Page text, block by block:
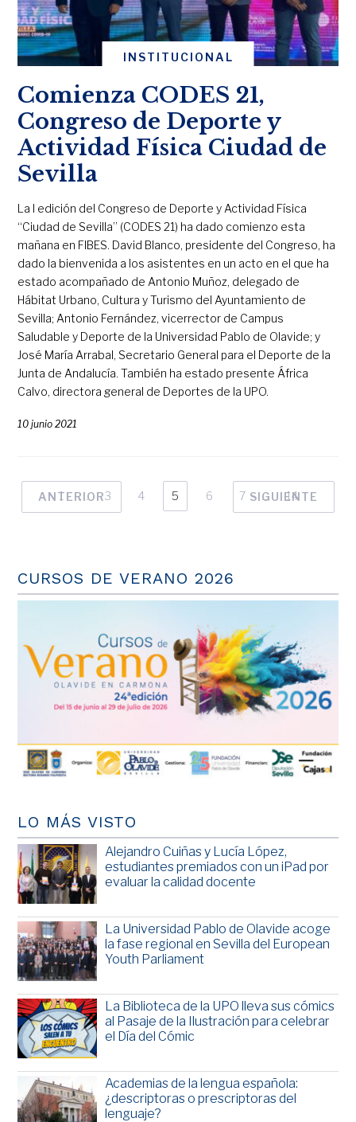
INSTITUCIONAL
Comienza CODES 21,
Congreso de Deporte y
Actividad Física Ciudad de
Sevilla
La I edición del Congreso de Deporte y Actividad Física
“Ciudad de Sevilla” (CODES 21) ha dado comienzo esta
mañana en FIBES. David Blanco, presidente del Congreso, ha
dado la bienvenida a los asistentes en un acto en el que ha
estado acompañado de Antonio Muñoz, delegado de
Hábitat Urbano, Cultura y Turismo del Ayuntamiento de
Sevilla; Antonio Fernández, vicerrector de Campus
Saludable y Deporte de la Universidad Pablo de Olavide; y
José María Arrabal, Secretario General para el Deporte de la
Junta de Andalucía. También ha estado presente África
Calvo, directora general de Deportes de la UPO.
10 junio 2021
ANTERIOR
1 … 3 4 5 6 7 … 14
SIGUIENTE
CURSOS DE VERANO 2026
LO MÁS VISTO
Alejandro Cuiñas y Lucía López,
estudiantes premiados con un iPad por
evaluar la calidad docente
La Universidad Pablo de Olavide acoge
la fase regional en Sevilla del European
Youth Parliament
La Biblioteca de la UPO lleva sus cómics
al Pasaje de la Ilustración para celebrar
el Día del Cómic
Academias de la lengua española:
¿descriptoras o prescriptoras del
lenguaje?